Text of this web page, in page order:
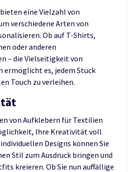
eine Vielzahl von
verschiedene Arten von
Ob auf T-Shirts,
oder anderen
– die Vielseitigkeit von
ermöglicht es, jedem Stück
Touch zu verleihen.
von Aufklebern für Textilien
Ihre Kreativität voll
Designs können Sie
Stil zum Ausdruck bringen und
kreieren. Ob Sie nun auffällige